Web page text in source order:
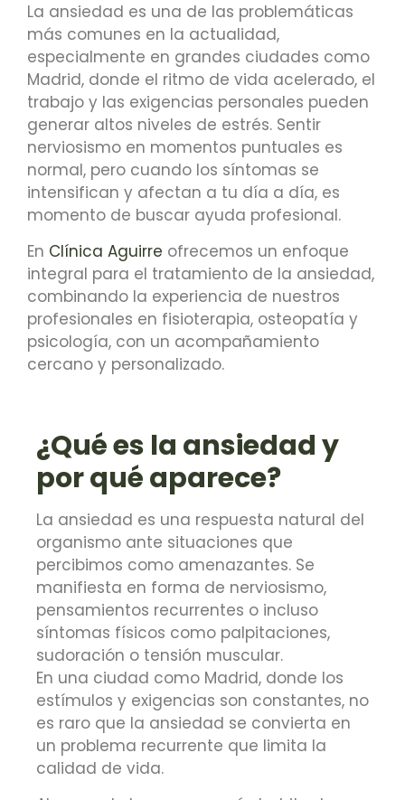
La ansiedad es una de las problemáticas
más comunes en la actualidad,
especialmente en grandes ciudades como
Madrid, donde el ritmo de vida acelerado, el
trabajo y las exigencias personales pueden
generar altos niveles de estrés. Sentir
nerviosismo en momentos puntuales es
normal, pero cuando los síntomas se
intensifican y afectan a tu día a día, es
momento de buscar ayuda profesional.
En Clínica Aguirre ofrecemos un enfoque
integral para el tratamiento de la ansiedad,
combinando la experiencia de nuestros
profesionales en fisioterapia, osteopatía y
psicología, con un acompañamiento
cercano y personalizado.
¿Qué es la ansiedad y
por qué aparece?
La ansiedad es una respuesta natural del
organismo ante situaciones que
percibimos como amenazantes. Se
manifiesta en forma de nerviosismo,
pensamientos recurrentes o incluso
síntomas físicos como palpitaciones,
sudoración o tensión muscular.
En una ciudad como Madrid, donde los
estímulos y exigencias son constantes, no
es raro que la ansiedad se convierta en
un problema recurrente que limita la
calidad de vida.